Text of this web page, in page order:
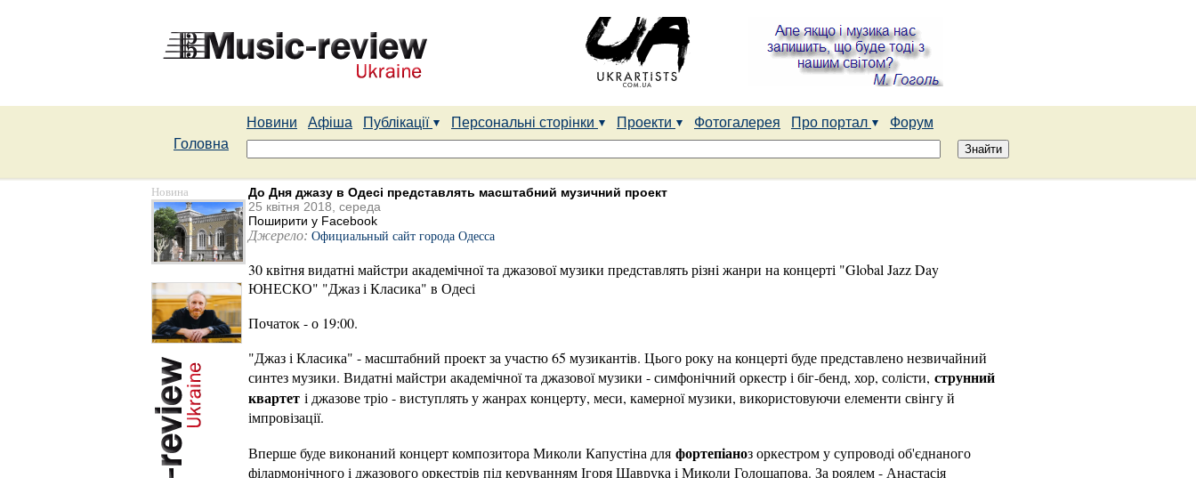
Новини Афіша Публікації Персональні сторінки Проекти Фотогалерея Про портал
Форум
Головна
Новина
До Дня джазу в Одесі представлять масштабний музичний проект
25 квітня 2018, середа
Поширити у Facebook
Джерело: Официальный сайт города Одесса
30 квітня видатні майстри академічної та джазової музики представлять різні жанри на концерті "Global Jazz Day
ЮНЕСКО" "Джаз і Класика" в Одесі
Початок - о 19:00.
"Джаз і Класика" - масштабний проект за участю 65 музикантів. Цього року на концерті буде представлено незвичайний
синтез музики. Видатні майстри академічної та джазової музики - симфонічний оркестр і біг-бенд, хор, солісти, струнний
квартет і джазове тріо - виступлять у жанрах концерту, меси, камерної музики, використовуючи елементи свінгу й
імпровізації.
Вперше буде виконаний концерт композитора Миколи Капустіна для фортепіаноз оркестром у супроводі об'єднаного
філармонічного і джазового оркестрів під керуванням Ігоря Шаврука і Миколи Голощапова. За роялем - Анастасія